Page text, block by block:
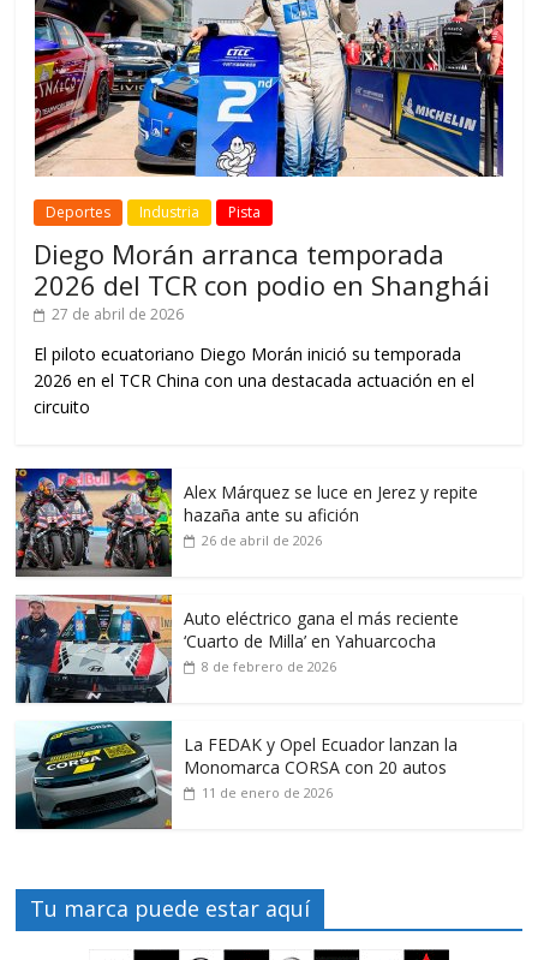
Deportes Industria Pista
Diego Morán arranca temporada
2026 del TCR con podio en Shanghái
27 de abril de 2026
El piloto ecuatoriano Diego Morán inició su temporada
2026 en el TCR China con una destacada actuación en el
circuito
Alex Márquez se luce en Jerez y repite
hazaña ante su afición
26 de abril de 2026
Auto eléctrico gana el más reciente
‘Cuarto de Milla’ en Yahuarcocha
8 de febrero de 2026
La FEDAK y Opel Ecuador lanzan la
Monomarca CORSA con 20 autos
11 de enero de 2026
Tu marca puede estar aquí